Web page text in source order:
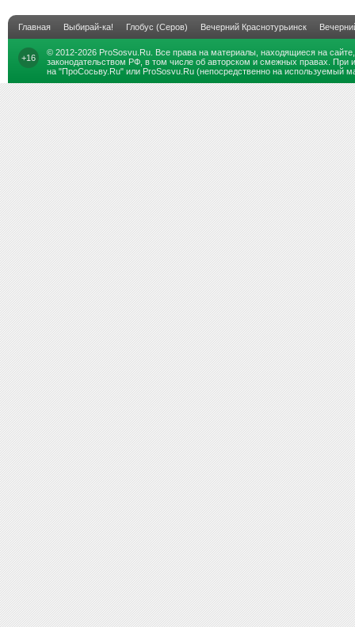
Главная Выбирай-ка! Глобус (Серов) Вечерний Краснотурьинск
+16
© 2012-2026 ProSosvu.Ru . Все права на материалы, находящиеся на
законодательством РФ, в том числе об авторском и смежных правах. При
на "ПроСосьву.Ru" или ProSosvu.Ru (непосредственно на используемый